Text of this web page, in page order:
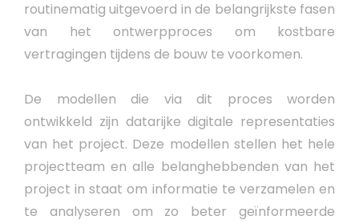
routinematig uitgevoerd in de belangrijkste fasen
van het ontwerpproces om kostbare
vertragingen tijdens de bouw te voorkomen.
De modellen die via dit proces worden
ontwikkeld zijn datarijke digitale representaties
van het project. Deze modellen stellen het hele
projectteam en alle belanghebbenden van het
project in staat om informatie te verzamelen en
te analyseren om zo beter geïnformeerde